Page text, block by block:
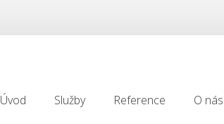
Úvod
Služby
Reference
O nás